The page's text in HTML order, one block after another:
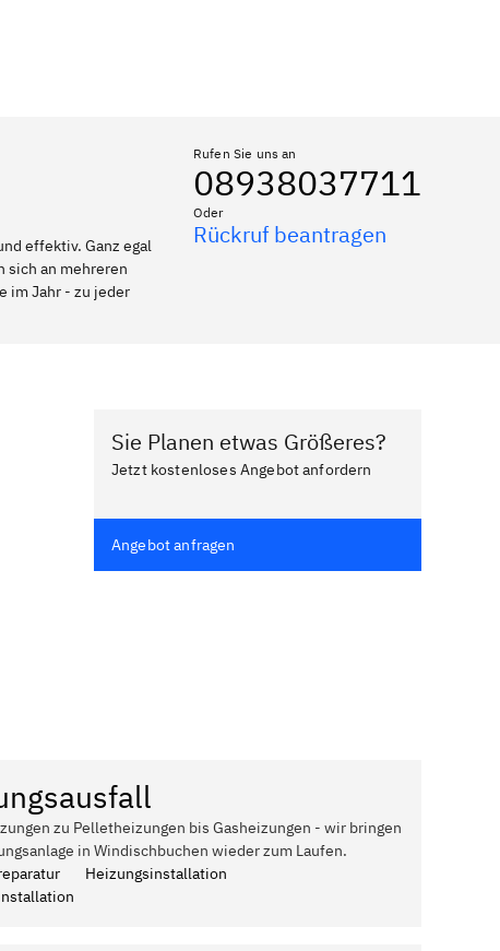
effektiv. Ganz egal
sich an mehreren
im Jahr - zu jeder
Rufen Sie uns an
08938037711
Oder
Rückruf beantragen
Sie Planen etwas Größeres?
Jetzt kostenloses Angebot anfordern
Angebot anfragen
zu Pelletheizungen bis Gasheizungen - wir bringen
in Windischbuchen wieder zum Laufen.
Heizungsinstallation